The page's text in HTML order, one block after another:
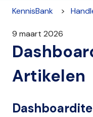
KennisBank
9 maart 2026
Artikelen